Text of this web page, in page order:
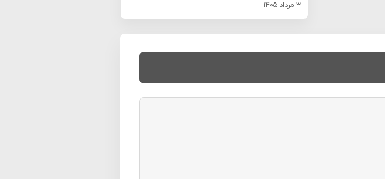
۳ مرداد ۱۴۰۵